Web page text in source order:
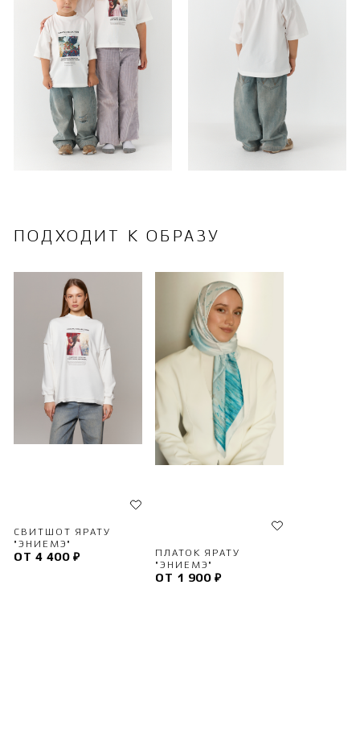
ПОДХОДИТ К ОБРАЗУ
СВИТШОТ ЯРАТУ
"ЭНИЕМЭ"
ОТ 4 400 ₽
ПЛАТОК ЯРАТУ
"ЭНИЕМЭ"
ОТ 1 900 ₽